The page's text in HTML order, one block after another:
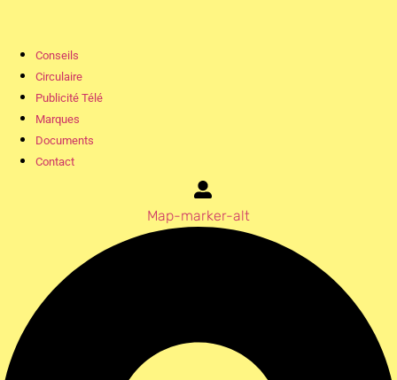
Conseils
Circulaire
Publicité Télé
Marques
Documents
Contact
Map-marker-alt